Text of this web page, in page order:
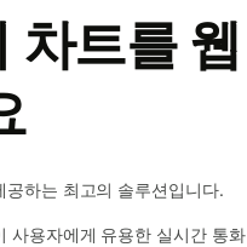
차트를 웹
하는 최고의 솔루션입니다.
사용자에게 유용한 실시간 통화